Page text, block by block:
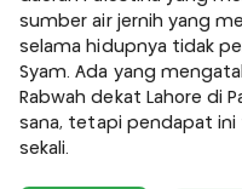
sumber air jernih yang
selama hidupnya tidak
Syam. Ada yang
Rabwah dekat Lahore di
sana, tetapi pendapat ini
sekali.